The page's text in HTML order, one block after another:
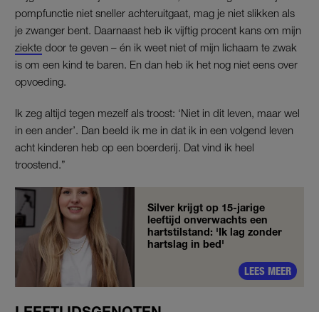
pompfunctie niet sneller achteruitgaat, mag je niet slikken als
je zwanger bent. Daarnaast heb ik vijftig procent kans om mijn
ziekte door te geven – én ik weet niet of mijn lichaam te zwak
is om een kind te baren. En dan heb ik het nog niet eens over
opvoeding.
Ik zeg altijd tegen mezelf als troost: ‘Niet in dit leven, maar wel
in een ander’. Dan beeld ik me in dat ik in een volgend leven
acht kinderen heb op een boerderij. Dat vind ik heel
troostend.”
Silver krijgt op 15-jarige
leeftijd onverwachts een
hartstilstand: 'Ik lag zonder
hartslag in bed'
LEES MEER